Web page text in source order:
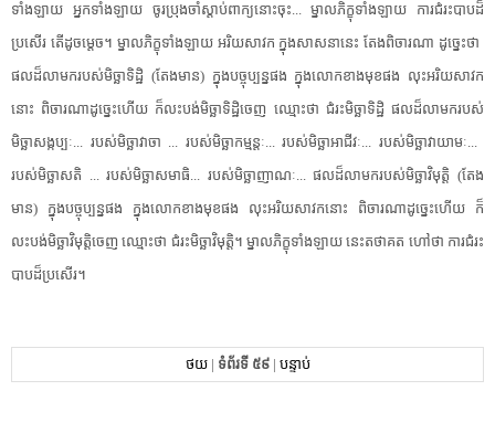
ទាំងឡាយ​ ​អ្នក​ទាំងឡាយ​ ​ចូរ​ប្រុង​ចាំ​ស្តាប់​ពាក្យ​នោះ​ចុះ​.​.​.​ ​ម្នាល​ភិក្ខុ​ទាំងឡាយ​ ​ការ​ជំរះ​បាប​ដ៏​
ប្រសើរ​ ​តើ​ដូចម្តេច​។​ ​ម្នាល​ភិក្ខុ​ទាំងឡាយ​ ​អរិយ​សាវក​ ​ក្នុង​សាសនា​នេះ​ ​តែង​ពិចារណា​ ​ដូច្នេះ​ថា​ ​
ផល​ដ៏​លាមក​របស់​មិច្ឆាទិដ្ឋិ​ ​(​តែង​មាន​)​ ​ក្នុង​បច្ចុប្បន្ន​ផង​ ​ក្នុង​លោកខាងមុខ​ផង​ ​លុះ​អរិយ​សាវក​
នោះ​ ​ពិចារណា​ដូច្នេះហើយ​ ​ក៏​លះបង់​មិច្ឆាទិដ្ឋិ​ចេញ​ ​ឈ្មោះថា​ ​ជំរះ​មិច្ឆាទិដ្ឋិ​ ​ផល​ដ៏​លាមក​របស់​
មិច្ឆាសង្កប្បៈ​.​.​.​ ​របស់​មិច្ឆាវាចា​ ​.​.​.​ ​របស់​មិច្ឆា​កម្មន្តៈ​.​.​.​ ​របស់​មិច្ឆាអាជីវៈ​.​.​.​ ​របស់​មិច្ឆា​វាយាមៈ​.​.​.​ ​
របស់​មិច្ឆាសតិ​ ​.​.​.​ ​របស់​មិច្ឆាសមាធិ​.​.​.​ ​របស់​មិច្ឆា​ញាណៈ​.​.​.​ ​ផល​ដ៏​លាមក​របស់​មិច្ឆា​វិមុត្តិ​ ​(​តែង​
មាន​)​ ​ក្នុង​បច្ចុប្បន្ន​ផង​ ​ក្នុង​លោកខាងមុខ​ផង​ ​លុះ​អរិយ​សាវក​នោះ​ ​ពិចារណា​ដូច្នេះហើយ​ ​ក៏​
លះបង់​មិច្ឆា​វិមុត្តិ​ចេញ​ ​ឈ្មោះថា​ ​ជំរះ​មិច្ឆា​វិមុត្តិ​។​ ​ម្នាល​ភិក្ខុ​ទាំងឡាយ​ ​នេះ​តថាគត​ ​ហៅថា​ ​ការ​ជំរះ​
បាប​ដ៏​ប្រសើរ​។​
ថយ| ទំព័រទី ៥៩| បន្ទាប់